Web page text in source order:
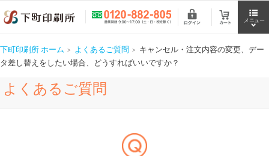
下町印刷所 ホーム よくあるご質問
キャンセル・注文内容の変更、デー
タ差し替えをしたい場合、どうすればいいですか？
よくあるご質問